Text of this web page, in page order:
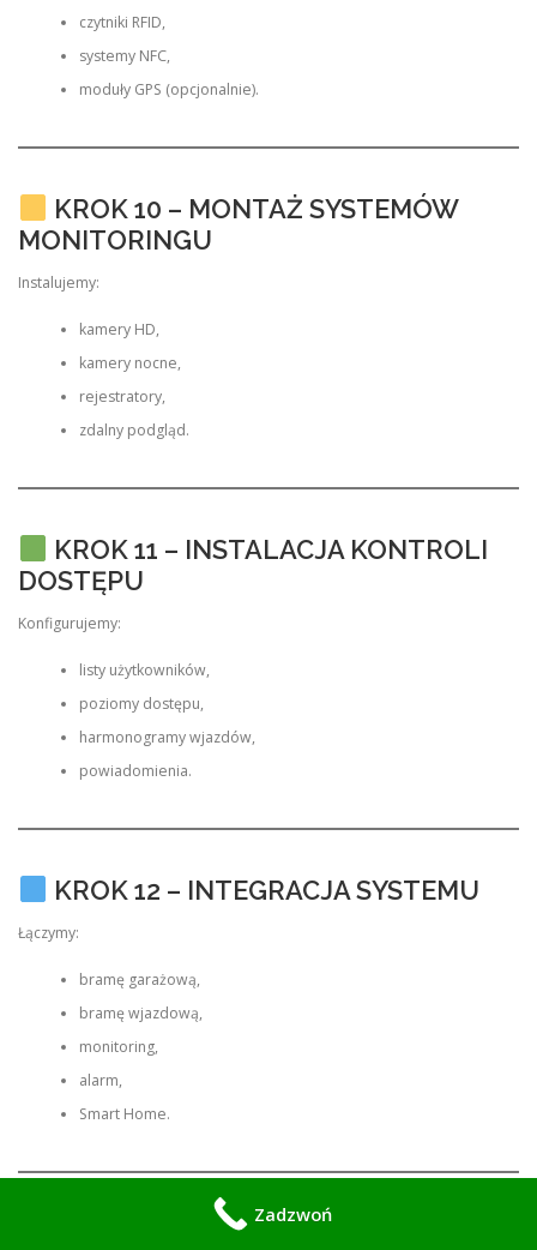
czytniki RFID,
systemy NFC,
moduły GPS (opcjonalnie).
KROK 10 – MONTAŻ SYSTEMÓW
MONITORINGU
Instalujemy:
kamery HD,
kamery nocne,
rejestratory,
zdalny podgląd.
KROK 11 – INSTALACJA KONTROLI
DOSTĘPU
Konfigurujemy:
listy użytkowników,
poziomy dostępu,
harmonogramy wjazdów,
powiadomienia.
KROK 12 – INTEGRACJA SYSTEMU
Łączymy:
bramę garażową,
bramę wjazdową,
monitoring,
alarm,
Smart Home.
KROK 13 – PROGRAMOWANIE
Zadzwoń